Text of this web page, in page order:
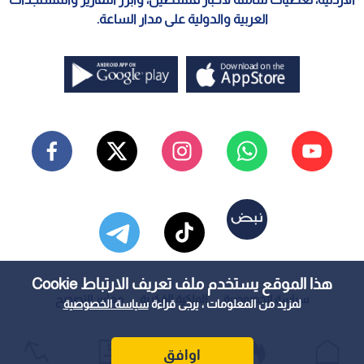
هذا الموقع يستخدم ملف تعريف الارتباط Cookie
لمزيد من المعلومات ، يرجى قراءةسياسة الخصوصية
اوافق
العربية والدولية على مدار الساعة.
سياسة الخصوصية الملكية الفكرية معايير التصحيح